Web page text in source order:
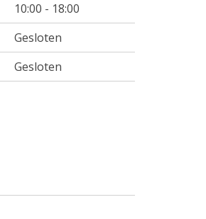
10:00 - 18:00
Gesloten
Gesloten